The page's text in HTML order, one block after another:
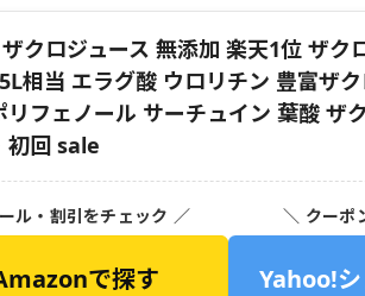
クロジュース 無添加 楽天1位 ザク
相当 エラグ酸 ウロリチン 豊富ザ
フェノール サーチュイン 葉酸 ザ
初回 sale
ル・割引をチェック ／
で探す
＼ クーポ
Yahoo!